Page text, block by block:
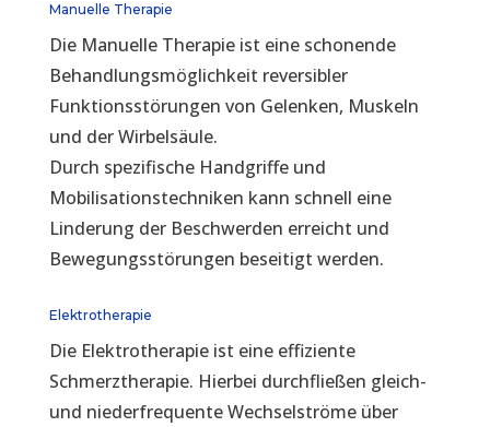
Manuelle Therapie
Die Manuelle Therapie ist eine schonende
Behandlungsmöglichkeit reversibler
Funktionsstörungen von Gelenken, Muskeln
und der Wirbelsäule.
Durch spezifische Handgriffe und
Mobilisationstechniken kann schnell eine
Linderung der Beschwerden erreicht und
Bewegungsstörungen beseitigt werden.
Elektrotherapie
Die Elektrotherapie ist eine effiziente
Schmerztherapie. Hierbei durchfließen gleich-
und niederfrequente Wechselströme über